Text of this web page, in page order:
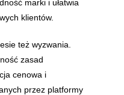
marki i ułatwia
klientów.
też wyzwania.
zasad
cenowa i
przez platformy